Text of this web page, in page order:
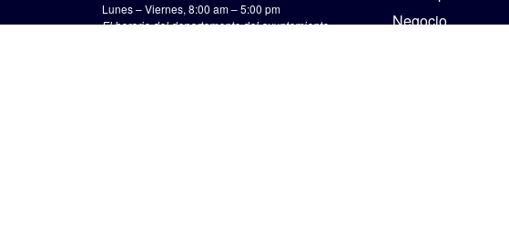
Lunes – Viernes, 8:00 am – 5:00 pm
El horario del departamento del ayuntamiento
Negocio